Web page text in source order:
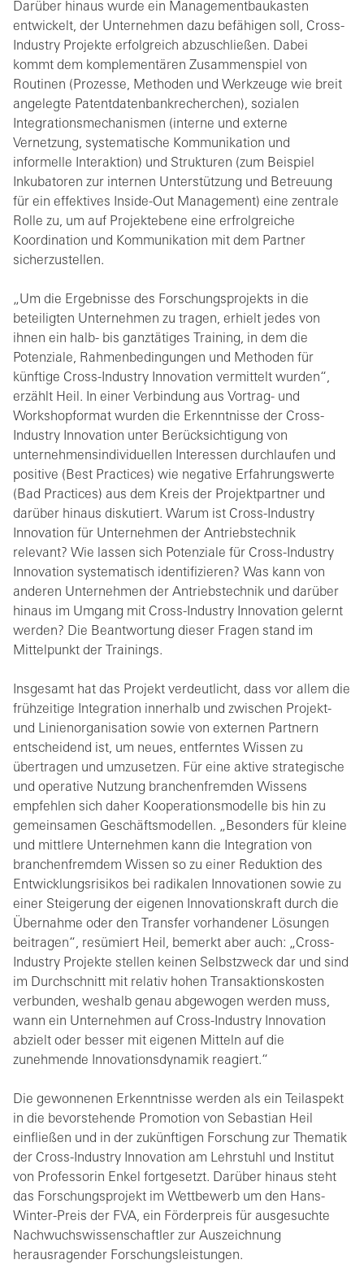
Darüber hinaus wurde ein Managementbaukasten
entwickelt, der Unternehmen dazu befähigen soll, Cross-
Industry Projekte erfolgreich abzuschließen. Dabei
kommt dem komplementären Zusammenspiel von
Routinen (Prozesse, Methoden und Werkzeuge wie breit
angelegte Patentdatenbankrecherchen), sozialen
Integrationsmechanismen (interne und externe
Vernetzung, systematische Kommunikation und
informelle Interaktion) und Strukturen (zum Beispiel
Inkubatoren zur internen Unterstützung und Betreuung
für ein effektives Inside-Out Management) eine zentrale
Rolle zu, um auf Projektebene eine erfrolgreiche
Koordination und Kommunikation mit dem Partner
sicherzustellen.
„Um die Ergebnisse des Forschungsprojekts in die
beteiligten Unternehmen zu tragen, erhielt jedes von
ihnen ein halb- bis ganztätiges Training, in dem die
Potenziale, Rahmenbedingungen und Methoden für
künftige Cross-Industry Innovation vermittelt wurden“,
erzählt Heil. In einer Verbindung aus Vortrag- und
Workshopformat wurden die Erkenntnisse der Cross-
Industry Innovation unter Berücksichtigung von
unternehmensindividuellen Interessen durchlaufen und
positive (Best Practices) wie negative Erfahrungswerte
(Bad Practices) aus dem Kreis der Projektpartner und
darüber hinaus diskutiert. Warum ist Cross-Industry
Innovation für Unternehmen der Antriebstechnik
relevant? Wie lassen sich Potenziale für Cross-Industry
Innovation systematisch identifizieren? Was kann von
anderen Unternehmen der Antriebstechnik und darüber
hinaus im Umgang mit Cross-Industry Innovation gelernt
werden? Die Beantwortung dieser Fragen stand im
Mittelpunkt der Trainings.
Insgesamt hat das Projekt verdeutlicht, dass vor allem die
frühzeitige Integration innerhalb und zwischen Projekt-
und Linienorganisation sowie von externen Partnern
entscheidend ist, um neues, entferntes Wissen zu
übertragen und umzusetzen. Für eine aktive strategische
und operative Nutzung branchenfremden Wissens
empfehlen sich daher Kooperationsmodelle bis hin zu
gemeinsamen Geschäftsmodellen. „Besonders für kleine
und mittlere Unternehmen kann die Integration von
branchenfremdem Wissen so zu einer Reduktion des
Entwicklungsrisikos bei radikalen Innovationen sowie zu
einer Steigerung der eigenen Innovationskraft durch die
Übernahme oder den Transfer vorhandener Lösungen
beitragen“, resümiert Heil, bemerkt aber auch: „Cross-
Industry Projekte stellen keinen Selbstzweck dar und sind
im Durchschnitt mit relativ hohen Transaktionskosten
verbunden, weshalb genau abgewogen werden muss,
wann ein Unternehmen auf Cross-Industry Innovation
abzielt oder besser mit eigenen Mitteln auf die
zunehmende Innovationsdynamik reagiert.“
Die gewonnenen Erkenntnisse werden als ein Teilaspekt
in die bevorstehende Promotion von Sebastian Heil
einfließen und in der zukünftigen Forschung zur Thematik
der Cross-Industry Innovation am Lehrstuhl und Institut
von Professorin Enkel fortgesetzt. Darüber hinaus steht
das Forschungsprojekt im Wettbewerb um den Hans-
Winter-Preis der FVA, ein Förderpreis für ausgesuchte
Nachwuchswissenschaftler zur Auszeichnung
herausragender Forschungsleistungen.